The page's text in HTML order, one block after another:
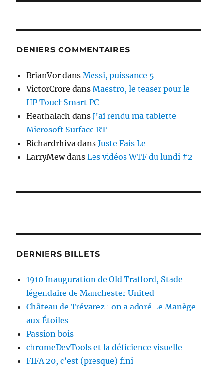
DENIERS COMMENTAIRES
BrianVor dansMessi, puissance 5
VictorCrore dansMaestro, le teaser pour le
HP TouchSmart PC
Heathalach dansJ’ai rendu ma tablette
Microsoft Surface RT
Richardrhiva dansJuste Fais Le
LarryMewdansLes vidéos WTF du lundi #2
DERNIERS BILLETS
1910 Inauguration de Old Trafford, Stade
légendaire de Manchester United
Château de Trévarez : on a adoré Le Manège
aux Étoiles
Passion bois
chromeDevTools et la déficience visuelle
FIFA 20, c’est (presque) fini